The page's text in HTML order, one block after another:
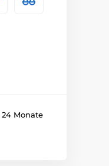
24 Monate